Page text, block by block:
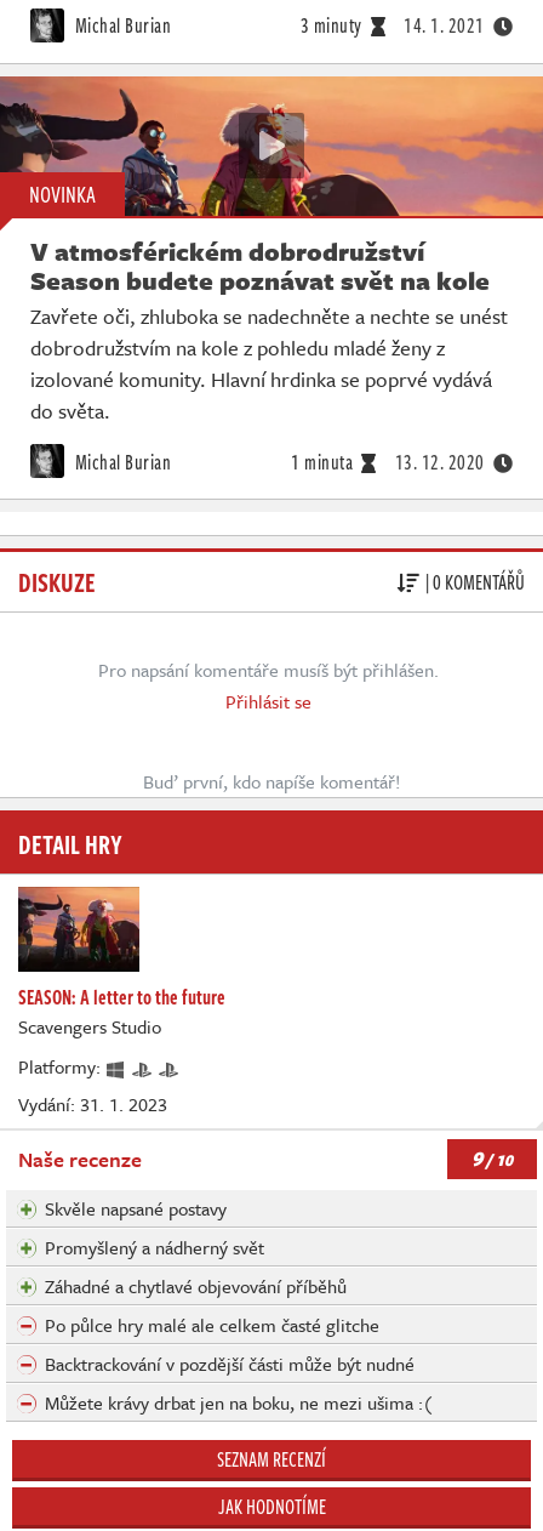
Michal Burian 3 minuty 14. 1. 2021
NOVINKA
V atmosférickém dobrodružství
Season budete poznávat svět na kole
Zavřete oči, zhluboka se nadechněte a nechte se unést
dobrodružstvím na kole z pohledu mladé ženy z
izolované komunity. Hlavní hrdinka se poprvé vydává
do světa.
Michal Burian 1 minuta 13. 12. 2020
DISKUZE | 0 KOMENTÁŘŮ
Pro napsání komentáře musíš být přihlášen.
Přihlásit se
Buď první, kdo napíše komentář!
DETAIL HRY
SEASON: A letter to the future
Scavengers Studio
Platformy:
Vydání: 31. 1. 2023
Naše recenze 9/ 10
Skvěle napsané postavy
Promyšlený a nádherný svět
Záhadné a chytlavé objevování příběhů
Po půlce hry malé ale celkem časté glitche
Backtrackování v pozdější části může být nudné
Můžete krávy drbat jen na boku, ne mezi ušima :(
SEZNAM RECENZÍ
JAK HODNOTÍME